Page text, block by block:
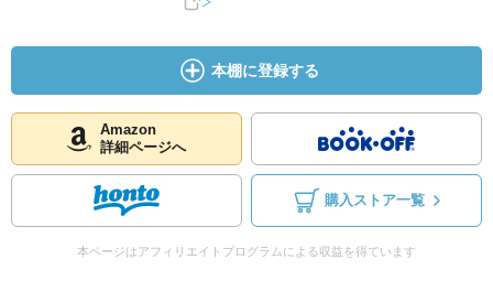
本棚に登録する
Amazon
詳細ページへ
購入ストア一覧
本ページはアフィリエイトプログラムによる収益を得ています